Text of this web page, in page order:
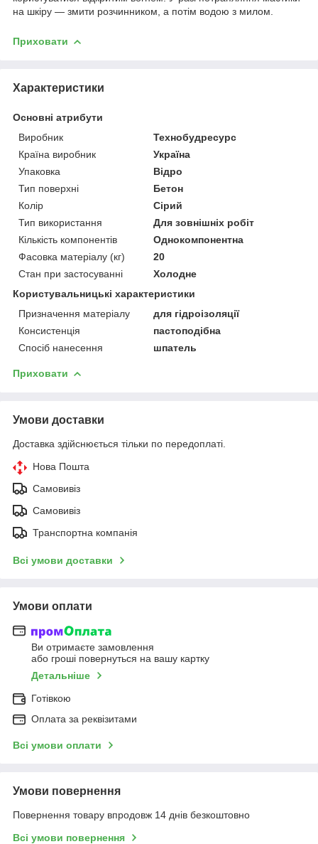
на шкіру — змити розчинником, а потім водою з милом.
Приховати
Характеристики
Основні атрибути
Виробник
Технобудресурс
Країна виробник
Україна
Упаковка
Відро
Тип поверхні
Бетон
Колір
Сірий
Тип використання
Для зовнішніх робіт
Кількість компонентів
Однокомпонентна
Фасовка матеріалу (кг)
20
Стан при застосуванні
Холодне
Користувальницькі характеристики
Призначення матеріалу
для гідроізоляції
Консистенція
пастоподібна
Спосіб нанесення
шпатель
Приховати
Умови доставки
Доставка здійснюється тільки по передоплаті.
Нова Пошта
Самовивіз
Самовивіз
Транспортна компанія
Всі умови доставки
Умови оплати
Ви отримаєте замовлення
або гроші повернуться на вашу картку
Детальніше
Готівкою
Оплата за реквізитами
Всі умови оплати
Умови повернення
Повернення товару впродовж 14 днів безкоштовно
Всі умови повернення